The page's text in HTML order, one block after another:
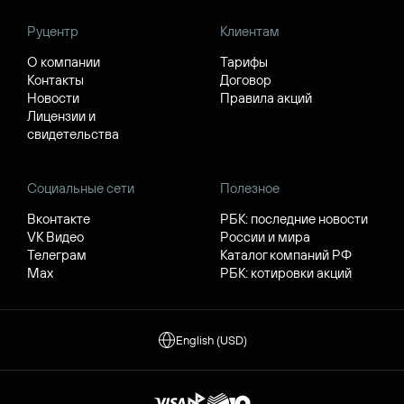
Руцентр
О компании
Контакты
Новости
Лицензии и
свидетельства
Клиентам
Тарифы
Договор
Правила акций
Социальные сети
Вконтакте
VK Видео
Телеграм
Max
Полезное
РБК: последние новости
России и мира
Каталог компаний РФ
РБК: котировки акций
English (USD)